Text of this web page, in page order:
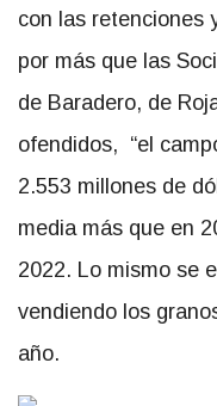
con las retenciones
por más que las
de Baradero, de
ofendidos, “el
2.553 millones de
media más que en
2022. Lo mismo se
vendiendo los
año.